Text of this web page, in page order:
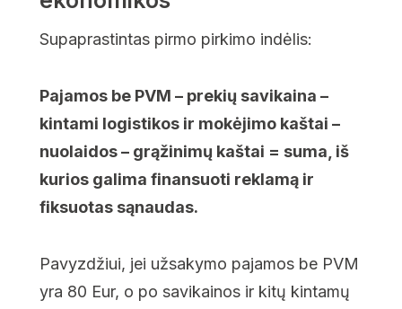
Supaprastintas pirmo pirkimo indėlis:
Pajamos be PVM – prekių savikaina –
kintami logistikos ir mokėjimo kaštai –
nuolaidos – grąžinimų kaštai = suma, iš
kurios galima finansuoti reklamą ir
fiksuotas sąnaudas.
Pavyzdžiui, jei užsakymo pajamos be PVM
yra 80 Eur, o po savikainos ir kitų kintamų